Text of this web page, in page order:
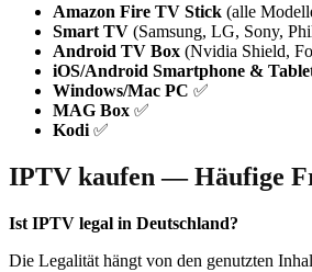
Amazon Fire TV Stick (alle
Smart TV (Samsung, LG, Sony,
Android TV Box (Nvidia Shield,
iOS/Android Smartphone &
Windows/Mac PC ✅
MAG Box ✅
Kodi ✅
IPTV kaufen — Häufige
Ist IPTV legal in Deutschland?
Die Legalität hängt von den genutzten